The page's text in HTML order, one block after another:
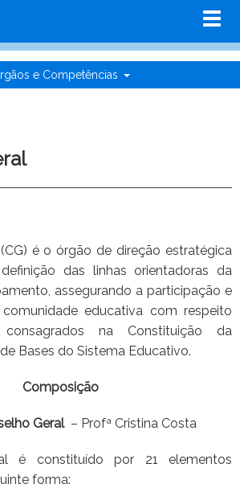
e Competências
é o órgão de direção estratégica
das linhas orientadoras da
assegurando a participação e
educativa com respeito
na Constituição da
Bases do Sistema Educativo.
Composição
Geral– Profª Cristina Costa
é constituído por 21 elementos
forma: